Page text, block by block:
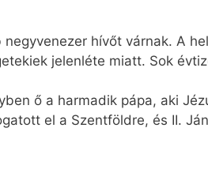
hívőt várnak. A
jelenléte miatt. Sok
ő a harmadik pápa, aki
el a Szentföldre, és II.